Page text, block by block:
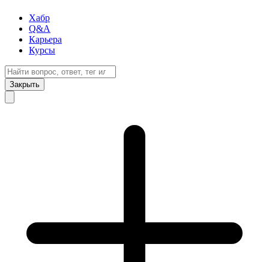
Хабр
Q&A
Карьера
Курсы
Закрыть